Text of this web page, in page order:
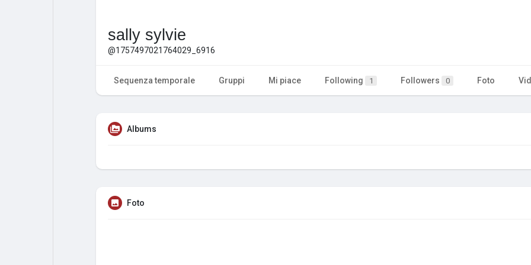
sally sylvie
@1757497021764029_6916
Sequenza temporale Gruppi Mi piace Following 1 Followers 0 Foto
Albums
Foto